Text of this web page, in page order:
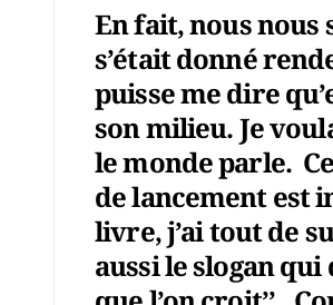
En fait, nous
s’était donné
puisse me dire
son milieu. Je
le monde parle.
de lancement est
livre, j’ai tout de
aussi le slogan qui